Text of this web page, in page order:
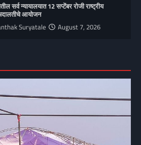
सर्व न्यायालयात 12 सप्टेंबर रोजी राष्ट्रीय
आयोजन
Suryatale August 7, 2026